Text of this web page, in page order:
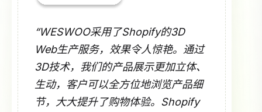
“WESWOO采用了Shopify的3D
Web生产服务，效果令人惊艳。通过
3D技术，我们的产品展示更加立体、
生动，客户可以全方位地浏览产品细
节，大大提升了购物体验。Shopify